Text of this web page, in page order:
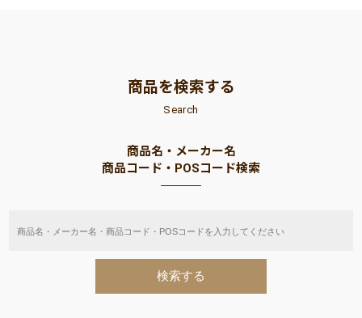
商品を検索する
Search
商品名・メーカー名
商品コード・POSコード検索